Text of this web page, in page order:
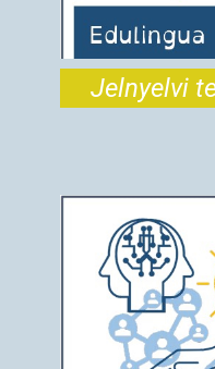
Jelnyelvi